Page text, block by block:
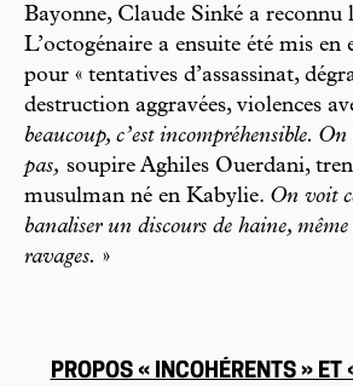
Bayonne, Claude Sinké a reconnu
L’octogénaire a ensuite été mis en
pour « tentatives d’assassinat,
destruction aggravées, violences
beaucoup, c’est incompréhensible.
pas, soupire Aghiles Ouerdani,
musulman né en Kabylie. On voit
banaliser un discours de haine,
ravages. »
PROPOS « INCOHÉRENTS » ET